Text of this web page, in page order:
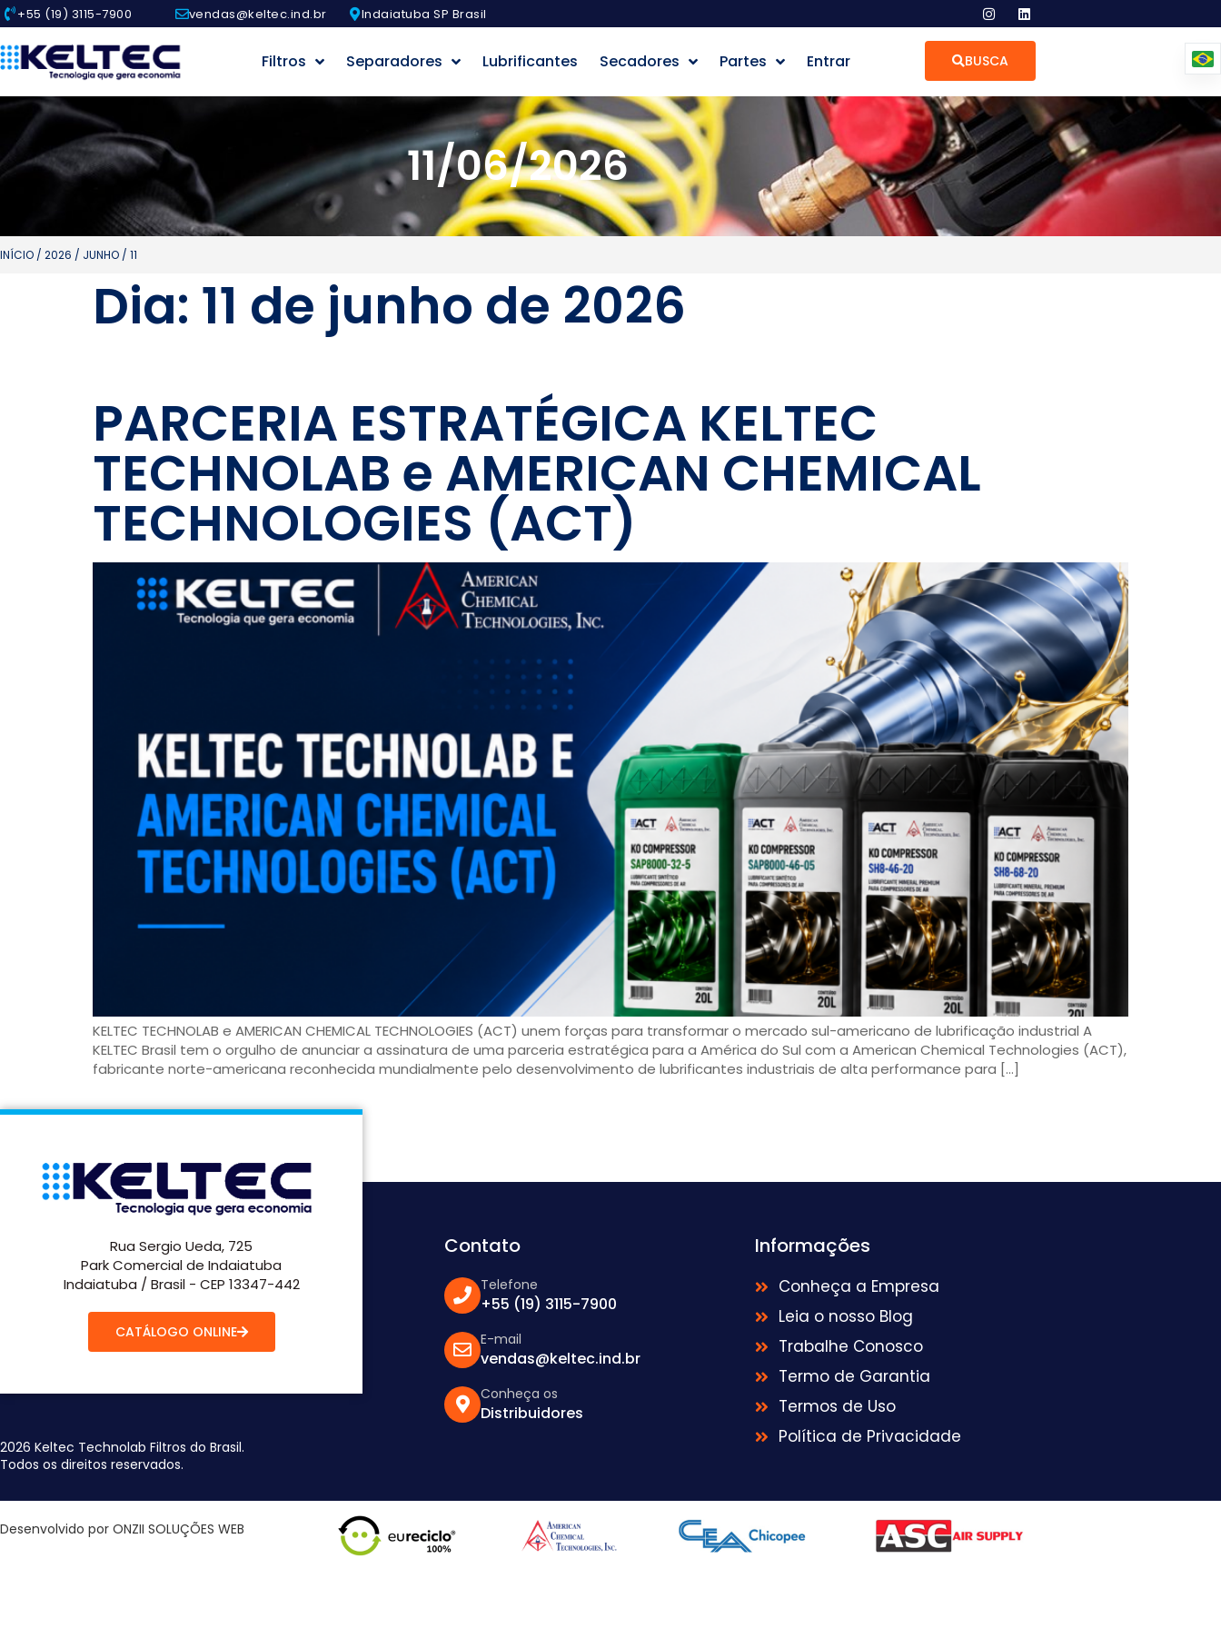
+55 (19) 3115-7900 vendas@keltec.ind.br Indaiatuba SP Brasil
Filtros Separadores Lubrificantes Secadores Partes Entrar BUSCA
11/06/2026
INÍCIO / 2026 / JUNHO / 11
Dia: 11 de junho de 2026
PARCERIA ESTRATÉGICA KELTEC
TECHNOLAB e AMERICAN CHEMICAL
TECHNOLOGIES (ACT)
KELTEC TECHNOLAB e AMERICAN CHEMICAL TECHNOLOGIES (ACT) unem forças para transformar o mercado sul-americano de lubrificação industrial A
KELTEC Brasil tem o orgulho de anunciar a assinatura de uma parceria estratégica para a América do Sul com a American Chemical Technologies (ACT),
fabricante norte-americana reconhecida mundialmente pelo desenvolvimento de lubrificantes industriais de alta performance para […]
Rua Sergio Ueda, 725
Park Comercial de Indaiatuba
Indaiatuba / Brasil - CEP 13347-442
CATÁLOGO ONLINE
2026 Keltec Technolab Filtros do Brasil.
Todos os direitos reservados.
Contato
Telefone
+55 (19) 3115-7900
E-mail
vendas@keltec.ind.br
Conheça os
Distribuidores
Informações
Conheça a Empresa
Leia o nosso Blog
Trabalhe Conosco
Termo de Garantia
Termos de Uso
Política de Privacidade
Desenvolvido por ONZII SOLUÇÕES WEB